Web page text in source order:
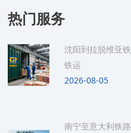
热门服务
沈阳到拉脱维亚
铁运
2026-08-05
南宁至意大利铁